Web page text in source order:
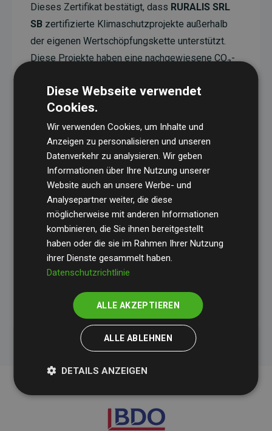
Dieses Zertifikat bestätigt, dass RURALIS SRL
SB zertifizierte Klimaschutzprojekte außerhalb
der eigenen Wertschöpfungskette unterstützt.
Diese Projekte haben eine nachgewiesene CO₂-
Doppelten der geschätzten Emissionen der
Website entspricht.
Alle unterstützten Projekte werden durch
Standardverifiziert und erfüllen höchste
Anforderungen an Qualität, tatsächliche
Klimawirkung und Transparenz. Weitere
Informationen zu den einzelnen Projekten finden
Sie hier.
Initiative Websites, die Klimaprojekte unterstützen
Diese Webseite verwendet
Cookies.
Wir verwenden Cookies, um Inhalte und
Anzeigen zu personalisieren und unseren
Datenverkehr zu analysieren. Wir geben
Informationen über Ihre Nutzung unserer
Website auch an unsere Werbe- und
Analysepartner weiter, die diese
möglicherweise mit anderen Informationen
kombinieren, die Sie ihnen bereitgestellt
haben oder die sie im Rahmen Ihrer Nutzung
ihrer Dienste gesammelt haben.
Datenschutzrichtlinie
ALLE AKZEPTIEREN
ALLE ABLEHNEN
DETAILS ANZEIGEN